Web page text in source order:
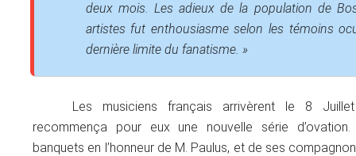
deux mois. Les adieux de la population de
artistes fut enthousiasme selon les témoins
dernière limite du fanatisme. »
Les musiciens français arrivèrent le 8
recommença pour eux une nouvelle série
banquets en l’honneur de M. Paulus, et de ses